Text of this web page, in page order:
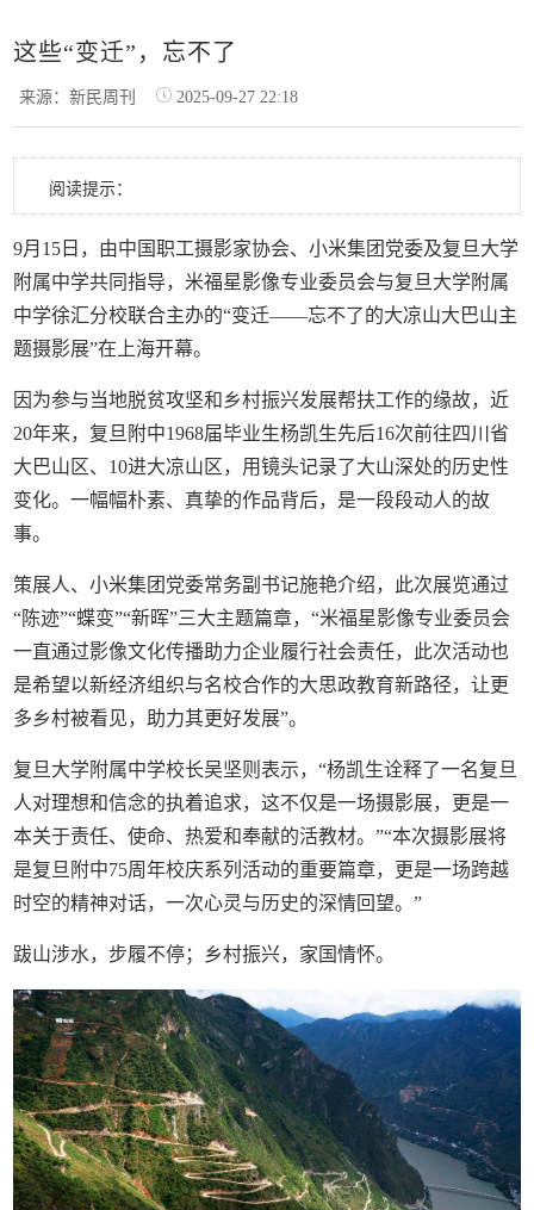
这些“变迁”，忘不了
来源：新民周刊 2025-09-27 22:18
阅读提示：
9月15日，由中国职工摄影家协会、小米集团党委及复旦大学
附属中学共同指导，米福星影像专业委员会与复旦大学附属
中学徐汇分校联合主办的“变迁——忘不了的大凉山大巴山主
题摄影展”在上海开幕。
因为参与当地脱贫攻坚和乡村振兴发展帮扶工作的缘故，近
20年来，复旦附中1968届毕业生杨凯生先后16次前往四川省
大巴山区、10进大凉山区，用镜头记录了大山深处的历史性
变化。一幅幅朴素、真挚的作品背后，是一段段动人的故
事。
策展人、小米集团党委常务副书记施艳介绍，此次展览通过
“陈迹”“蝶变”“新晖”三大主题篇章，“米福星影像专业委员会
一直通过影像文化传播助力企业履行社会责任，此次活动也
是希望以新经济组织与名校合作的大思政教育新路径，让更
多乡村被看见，助力其更好发展”。
复旦大学附属中学校长吴坚则表示，“杨凯生诠释了一名复旦
人对理想和信念的执着追求，这不仅是一场摄影展，更是一
本关于责任、使命、热爱和奉献的活教材。”“本次摄影展将
是复旦附中75周年校庆系列活动的重要篇章，更是一场跨越
时空的精神对话，一次心灵与历史的深情回望。”
跋山涉水，步履不停；乡村振兴，家国情怀。